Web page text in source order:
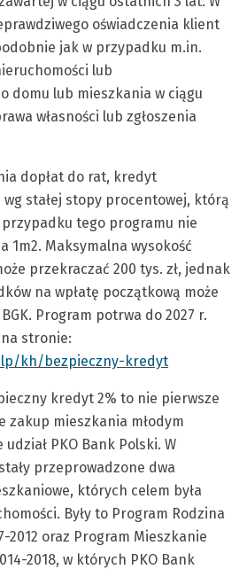
oświadczenia klient
jak w przypadku m.in.
lub
domu lub mieszkania w ciągu
własności lub zgłoszenia
dopłat do rat, kredyt
stałej stopy procentowej, którą
tego programu nie
1m2. Maksymalna wysokość
przekraczać 200 tys. zł, jednak
na wpłatę początkową może
Program potrwa do 2027 r.
na stronie:
kh/bezpieczny-kredyt
kredyt 2% to nie pierwsze
zakup mieszkania młodym
PKO Bank Polski. W
przeprowadzone dwa
których celem była
Były to Program Rodzina
2012 oraz Program Mieszkanie
2018, w których PKO Bank